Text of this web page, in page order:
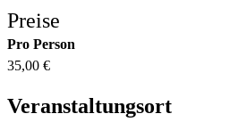
Preise
Pro Person
35,00 €
Veranstaltungsort